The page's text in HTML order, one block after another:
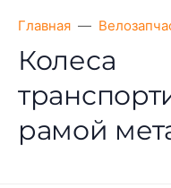
Главная
Колеса
рамой